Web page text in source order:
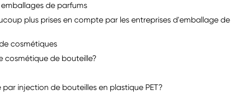
de parfums
plus prises en compte par les entreprises d'emballage de
cosmétiques
cosmétique de bouteille?
injection de bouteilles en plastique PET?